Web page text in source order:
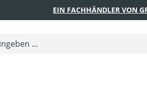
EIN FACHHÄNDLER VON